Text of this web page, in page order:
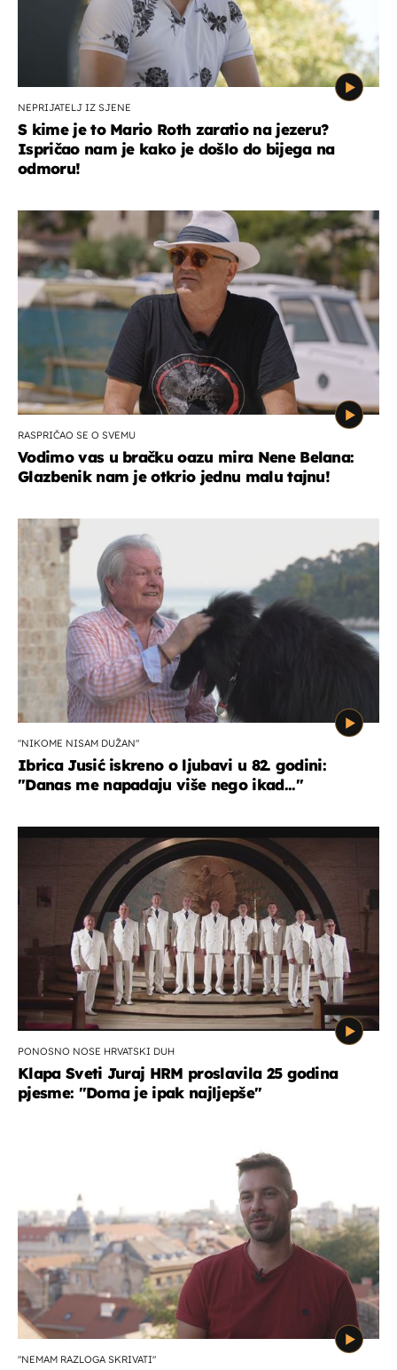
NEPRIJATELJ IZ SJENE
S kime je to Mario Roth zaratio na jezeru?
Ispričao nam je kako je došlo do bijega na
odmoru!
RASPRIČAO SE O SVEMU
Vodimo vas u bračku oazu mira Nene Belana:
Glazbenik nam je otkrio jednu malu tajnu!
"NIKOME NISAM DUŽAN"
Ibrica Jusić iskreno o ljubavi u 82. godini:
"Danas me napadaju više nego ikad..."
PONOSNO NOSE HRVATSKI DUH
Klapa Sveti Juraj HRM proslavila 25 godina
pjesme: "Doma je ipak najljepše"
"NEMAM RAZLOGA SKRIVATI"